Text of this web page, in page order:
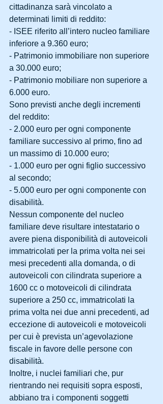
cittadinanza sarà vincolato a
determinati limiti di reddito:
- ISEE riferito all’intero nucleo familiare
inferiore a 9.360 euro;
- Patrimonio immobiliare non superiore
a 30.000 euro;
- Patrimonio mobiliare non superiore a
6.000 euro.
Sono previsti anche degli incrementi
del reddito:
- 2.000 euro per ogni componente
familiare successivo al primo, fino ad
un massimo di 10.000 euro;
- 1.000 euro per ogni figlio successivo
al secondo;
- 5.000 euro per ogni componente con
disabilità.
Nessun componente del nucleo
familiare deve risultare intestatario o
avere piena disponibilità di autoveicoli
immatricolati per la prima volta nei sei
mesi precedenti alla domanda, o di
autoveicoli con cilindrata superiore a
1600 cc o motoveicoli di cilindrata
superiore a 250 cc, immatricolati la
prima volta nei due anni precedenti, ad
eccezione di autoveicoli e motoveicoli
per cui è prevista un’agevolazione
fiscale in favore delle persone con
disabilità.
Inoltre, i nuclei familiari che, pur
rientrando nei requisiti sopra esposti,
abbiano tra i componenti soggetti